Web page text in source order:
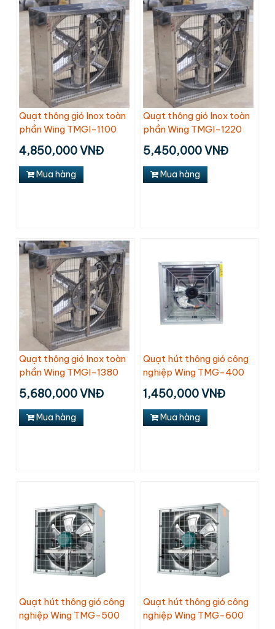
Quạt thông gió Inox toàn
phần Wing TMGI-1100
4,850,000 VNĐ
Mua hàng
Quạt thông gió Inox toàn
phần Wing TMGI-1220
5,450,000 VNĐ
Mua hàng
Quạt thông gió Inox toàn
phần Wing TMGI-1380
5,680,000 VNĐ
Mua hàng
Quạt hút thông gió công
nghiệp Wing TMG-400
1,450,000 VNĐ
Mua hàng
Quạt hút thông gió công
nghiệp Wing TMG-500
Quạt hút thông gió công
nghiệp Wing TMG-600